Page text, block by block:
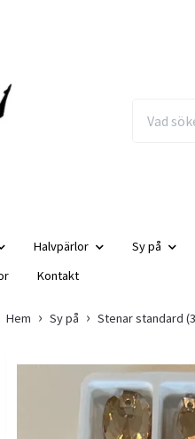
Halvpärlor Sy på
Kontakt
Hem Sy på Stenar standard